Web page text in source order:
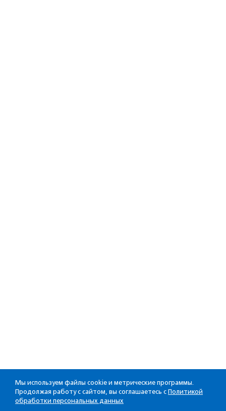
Мы используем файлы cookie и метрические программы.
Продолжая работу с сайтом, вы соглашаетесь с Политикой
обработки персональных данных